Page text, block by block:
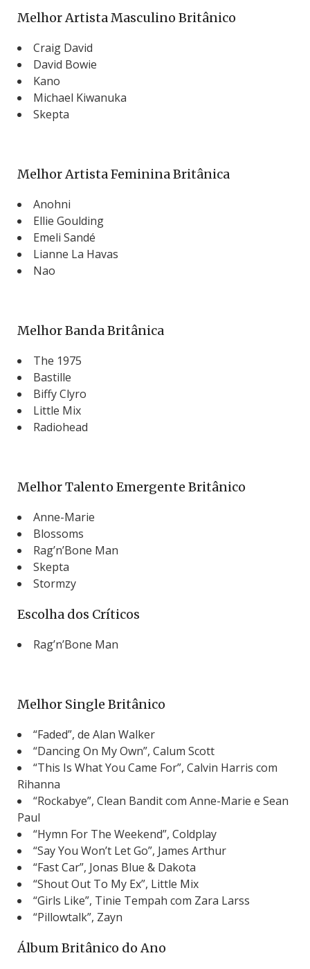
Melhor Artista Masculino Britânico
Craig David
David Bowie
Kano
Michael Kiwanuka
Skepta
Melhor Artista Feminina Britânica
Anohni
Ellie Goulding
Emeli Sandé
Lianne La Havas
Nao
Melhor Banda Britânica
The 1975
Bastille
Biffy Clyro
Little Mix
Radiohead
Melhor Talento Emergente Britânico
Anne-Marie
Blossoms
Rag’n’Bone Man
Skepta
Stormzy
Escolha dos Críticos
Rag’n’Bone Man
Melhor Single Britânico
“Faded”, de Alan Walker
“Dancing On My Own”, Calum Scott
“This Is What You Came For”, Calvin Harris com
Rihanna
“Rockabye”, Clean Bandit com Anne-Marie e Sean
Paul
“Hymn For The Weekend”, Coldplay
“Say You Won’t Let Go”, James Arthur
“Fast Car”, Jonas Blue & Dakota
“Shout Out To My Ex”, Little Mix
“Girls Like”, Tinie Tempah com Zara Larss
“Pillowtalk”, Zayn
Álbum Britânico do Ano